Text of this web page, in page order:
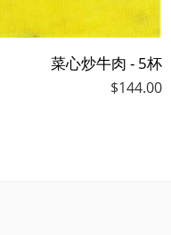
菜心炒牛肉 - 5杯
$144.00